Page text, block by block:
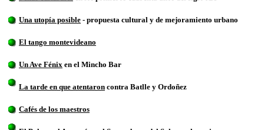
Una utopía posible - propuesta cultural y de mejoramiento urbano
El tango montevideano
Un Ave Fénix en el Mincho Bar
La tarde en que atentaron contra Batlle y Ordoñez
Cafés de los maestros